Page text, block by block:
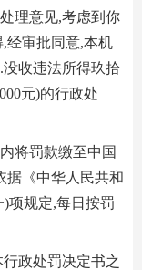
理意见,考虑到你
经审批同意,本机
没收违法所得玖拾
元)的行政处
将罚款缴至中国
据《中华人民共和
项规定,每日按罚
政处罚决定书之